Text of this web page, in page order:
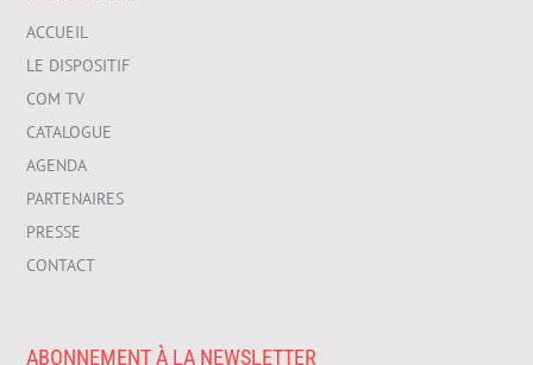
ACCUEIL
LE DISPOSITIF
COM TV
CATALOGUE
AGENDA
PARTENAIRES
PRESSE
CONTACT
ABONNEMENT À LA NEWSLETTER